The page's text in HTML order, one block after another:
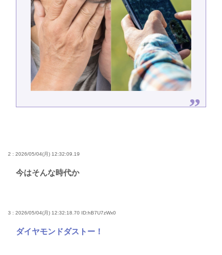
2 : 2026/05/04(月) 12:32:09.19
今はそんな時代か
3 : 2026/05/04(月) 12:32:18.70 ID:hB7U7zWx0
ダイヤモンドダストー！